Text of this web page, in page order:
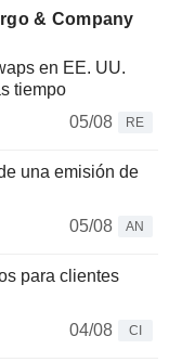
& Company
en EE. UU.
tiempo
05/08
RE
una emisión de
05/08
AN
para clientes
04/08
CI